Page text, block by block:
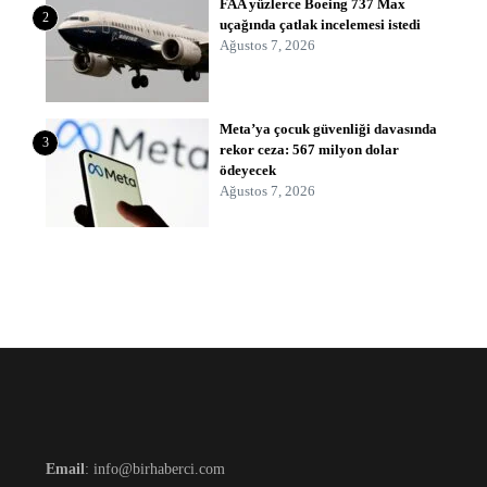
2
FAA yüzlerce Boeing 737 Max
uçağında çatlak incelemesi istedi
Ağustos 7, 2026
3
Meta’ya çocuk güvenliği davasında
rekor ceza: 567 milyon dolar
ödeyecek
Ağustos 7, 2026
Email: info@birhaberci.com